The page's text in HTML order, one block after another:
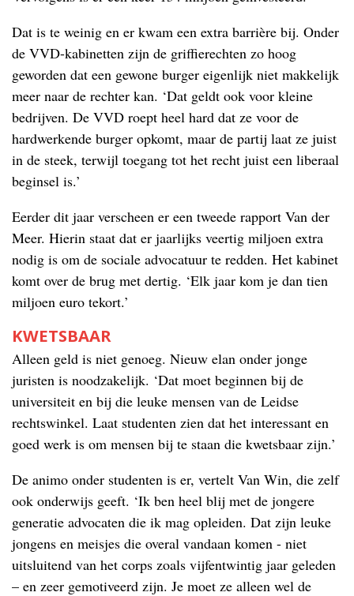
Dat is te weinig en er kwam een extra barrière bij. Onder
de VVD-kabinetten zijn de griffierechten zo hoog
geworden dat een gewone burger eigenlijk niet makkelijk
meer naar de rechter kan. ‘Dat geldt ook voor kleine
bedrijven. De VVD roept heel hard dat ze voor de
hardwerkende burger opkomt, maar de partij laat ze juist
in de steek, terwijl toegang tot het recht juist een liberaal
beginsel is.’
Eerder dit jaar verscheen er een tweede rapport Van der
Meer. Hierin staat dat er jaarlijks veertig miljoen extra
nodig is om de sociale advocatuur te redden. Het kabinet
komt over de brug met dertig. ‘Elk jaar kom je dan tien
miljoen euro tekort.’
KWETSBAAR
Alleen geld is niet genoeg. Nieuw elan onder jonge
juristen is noodzakelijk. ‘Dat moet beginnen bij de
universiteit en bij die leuke mensen van de Leidse
rechtswinkel. Laat studenten zien dat het interessant en
goed werk is om mensen bij te staan die kwetsbaar zijn.’
De animo onder studenten is er, vertelt Van Win, die zelf
ook onderwijs geeft. ‘Ik ben heel blij met de jongere
generatie advocaten die ik mag opleiden. Dat zijn leuke
jongens en meisjes die overal vandaan komen - niet
uitsluitend van het corps zoals vijfentwintig jaar geleden
– en zeer gemotiveerd zijn. Je moet ze alleen wel de